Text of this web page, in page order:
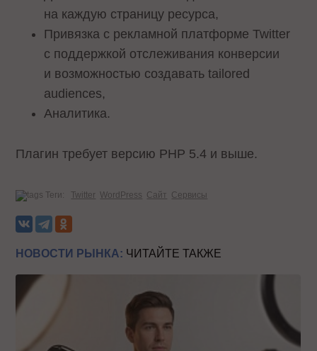
на каждую страницу ресурса,
Привязка с рекламной платформе Twitter
с поддержкой отслеживания конверсии
и возможностью создавать tailored
audiences,
Аналитика.
Плагин требует версию PHP 5.4 и выше.
Теги: Twitter WordPress Сайт Сервисы
НОВОСТИ РЫНКА: ЧИТАЙТЕ ТАКЖЕ